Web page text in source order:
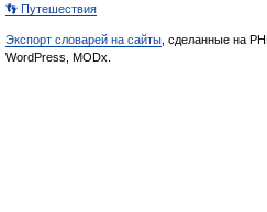
👣 Путешествия
Экспорт словарей на сайты , сделанные на
WordPress, MODx.